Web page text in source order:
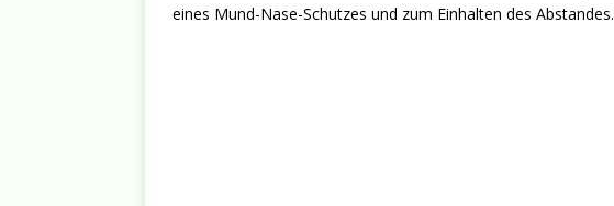
eines Mund-Nase-Schutzes und zum Einhalten des Abstandes.